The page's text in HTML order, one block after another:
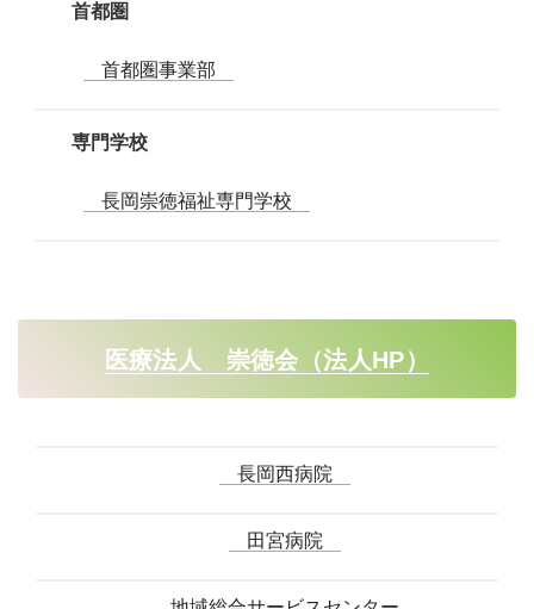
首都圏
首都圏事業部
専門学校
長岡崇徳福祉専門学校
医療法人 崇徳会（法人HP）
長岡西病院
田宮病院